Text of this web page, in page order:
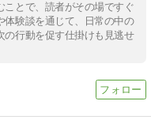
ことで、読者がその場ですぐ
体験談を通じて、日常の中の
の行動を促す仕掛けも見逃せ